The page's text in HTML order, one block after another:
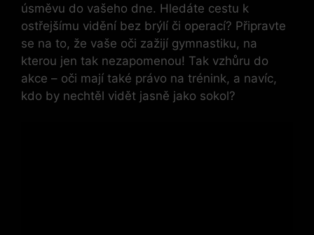
úsměvu do vašeho dne. Hledáte cestu k
ostřejšímu vidění bez brýlí či operací? Připravte
se na to, že vaše oči zažijí gymnastiku, na
kterou jen tak nezapomenou! Tak vzhůru do
akce – oči mají také právo na trénink, a navíc,
kdo by nechtěl vidět jasně jako sokol?